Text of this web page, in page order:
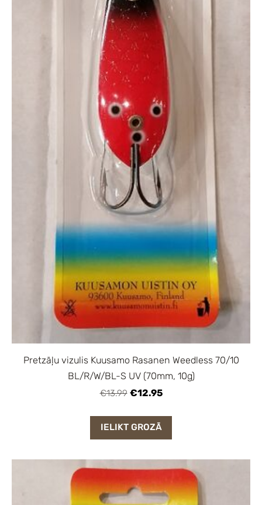
Pretzāļu vizulis Kuusamo Rasanen Weedless 70/10
BL/R/W/BL-S UV (70mm, 10g)
€13.99 €12.95
IELIKT GROZĀ